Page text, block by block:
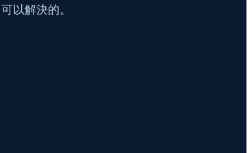
可以解決的。